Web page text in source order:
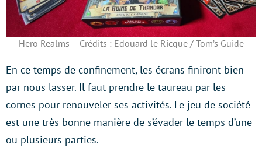
Hero Realms – Crédits : Edouard le Ricque / Tom’s Guide
En ce temps de confinement, les écrans finiront bien
par nous lasser. Il faut prendre le taureau par les
cornes pour renouveler ses activités. Le jeu de société
est une très bonne manière de s’évader le temps d’une
ou plusieurs parties.